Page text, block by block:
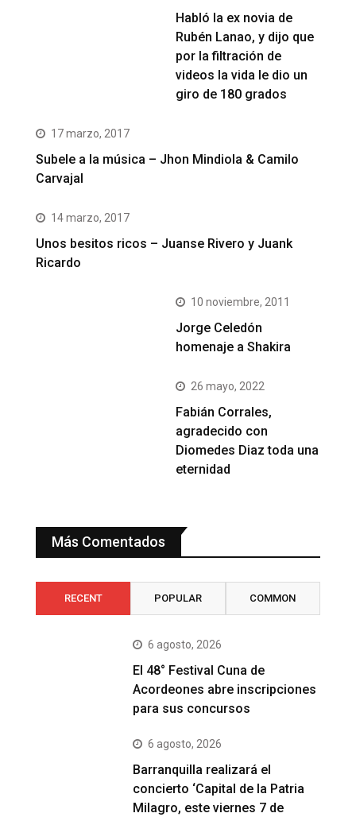
Habló la ex novia de
Rubén Lanao, y dijo que
por la filtración de
videos la vida le dio un
giro de 180 grados
17 marzo, 2017
Subele a la música – Jhon Mindiola & Camilo
Carvajal
14 marzo, 2017
Unos besitos ricos – Juanse Rivero y Juank
Ricardo
10 noviembre, 2011
Jorge Celedón
homenaje a Shakira
26 mayo, 2022
Fabián Corrales,
agradecido con
Diomedes Diaz toda una
eternidad
Más Comentados
RECENT POPULAR COMMON
6 agosto, 2026
El 48° Festival Cuna de
Acordeones abre inscripciones
para sus concursos
6 agosto, 2026
Barranquilla realizará el
concierto ‘Capital de la Patria
Milagro, este viernes 7 de